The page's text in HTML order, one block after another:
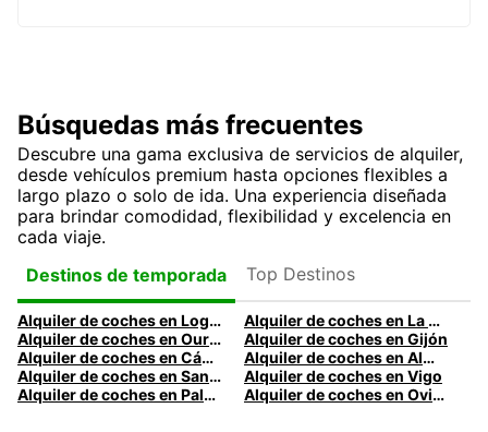
Búsquedas más frecuentes
Descubre una gama exclusiva de servicios de alquiler,
desde vehículos premium hasta opciones flexibles a
largo plazo o solo de ida. Una experiencia diseñada
para brindar comodidad, flexibilidad y excelencia en
cada viaje.
Destinos de temporada
Top Destinos
Alquiler de coches en Logroño
Alquiler de coches en La Coruña
Alquiler de coches en Ourense
Alquiler de coches en Gijón
Alquiler de coches en Cádiz
Alquiler de coches en Almería
Alquiler de coches en Santander
Alquiler de coches en Vigo
Alquiler de coches en Palma
Alquiler de coches en Oviedo